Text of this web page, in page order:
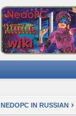
NEDOPC IN RUSSIAN